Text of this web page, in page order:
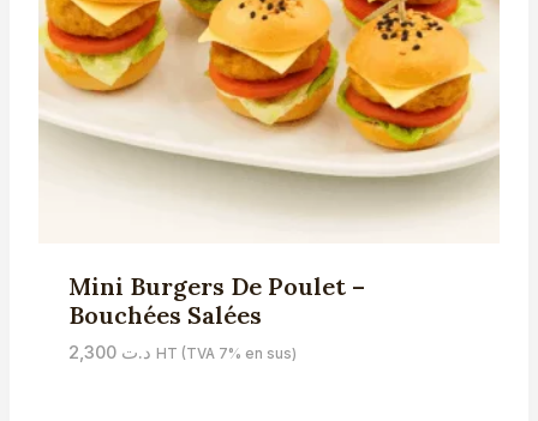
Mini Burgers De Poulet –
Bouchées Salées
د.ت 2,300 HT (TVA 7% en sus)